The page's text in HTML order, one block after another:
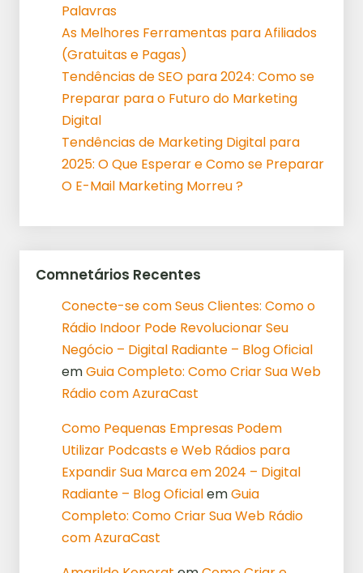
Palavras
As Melhores Ferramentas para Afiliados
(Gratuitas e Pagas)
Tendências de SEO para 2024: Como se
Preparar para o Futuro do Marketing
Digital
Tendências de Marketing Digital para
2025: O Que Esperar e Como se Preparar
O E-Mail Marketing Morreu ?
Comnetários Recentes
Conecte-se com Seus Clientes: Como o
Rádio Indoor Pode Revolucionar Seu
Negócio – Digital Radiante – Blog Oficial
emGuia Completo: Como Criar Sua Web
Rádio com AzuraCast
Como Pequenas Empresas Podem
Utilizar Podcasts e Web Rádios para
Expandir Sua Marca em 2024 – Digital
Radiante – Blog OficialemGuia
Completo: Como Criar Sua Web Rádio
com AzuraCast